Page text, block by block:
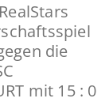
die
mit 15 : 0